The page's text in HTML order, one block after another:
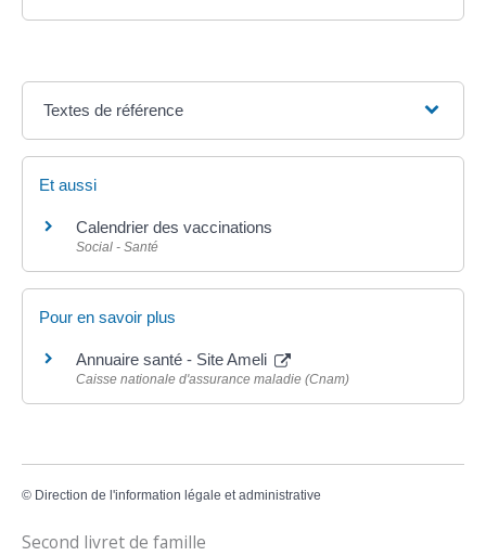
Textes de référence
Et aussi
Calendrier des vaccinations
Social - Santé
Pour en savoir plus
Annuaire santé - Site Ameli
Caisse nationale d'assurance maladie (Cnam)
© Direction de l'information légale et administrative
Second livret de famille